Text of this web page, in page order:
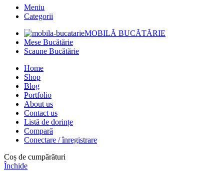
Meniu
Categorii
MOBILĂ BUCĂTĂRIE
Mese Bucătărie
Scaune Bucătărie
Home
Shop
Blog
Portfolio
About us
Contact us
Listă de dorințe
Compară
Conectare / înregistrare
Coș de cumpărături
Închide